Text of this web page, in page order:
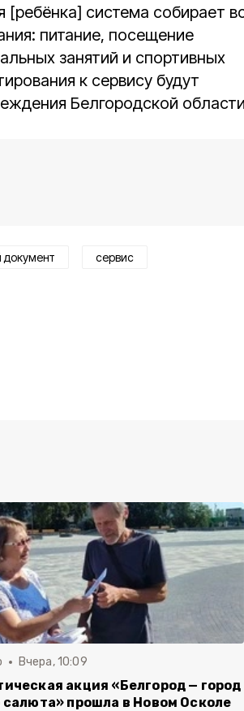
[ребёнка] система собирает
питание, посещение
занятий и спортивных
к сервису будут
Белгородской
сервис
Вчера, 10:09
акция «Белгород — город
салюта» прошла в Новом Осколе